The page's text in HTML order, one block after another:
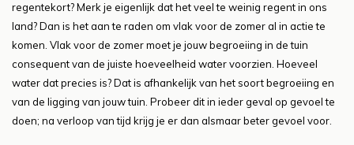
regentekort? Merk je eigenlijk dat het veel te weinig regent in ons
land? Dan is het aan te raden om vlak voor de zomer al in actie te
komen. Vlak voor de zomer moet je jouw begroeiing in de tuin
consequent van de juiste hoeveelheid water voorzien. Hoeveel
water dat precies is? Dat is afhankelijk van het soort begroeiing en
van de ligging van jouw tuin. Probeer dit in ieder geval op gevoel te
doen; na verloop van tijd krijg je er dan alsmaar beter gevoel voor.